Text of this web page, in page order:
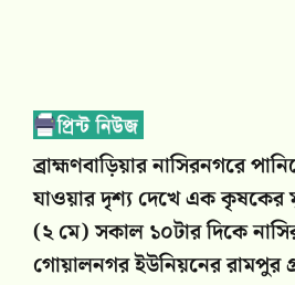
ব্রাহ্মণবাড়িয়ার নাসিরনগরে
যাওয়ার দৃশ্য দেখে এক কৃষকের
(২ মে) সকাল ১০টার দিকে
গোয়ালনগর ইউনিয়নের রামপুর